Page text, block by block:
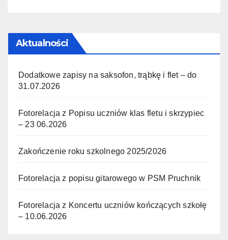
Aktualności
Dodatkowe zapisy na saksofon, trąbkę i flet – do
31.07.2026
Fotorelacja z Popisu uczniów klas fletu i skrzypiec
– 23 06.2026
Zakończenie roku szkolnego 2025/2026
Fotorelacja z popisu gitarowego w PSM Pruchnik
Fotorelacja z Koncertu uczniów kończących szkołę
– 10.06.2026